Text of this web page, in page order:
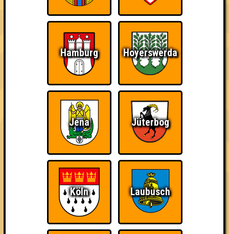
Wir sind immer bei
Nerven aus Stahl
The Amount of
Teilnahmen is too
damn high
Ich war da, vor 3000
Da-Da Da! Da-Da Da! Teil der Oberschicht
Hamburg Hoyerswerda
Jena Jüterbog
Köln Laubusch